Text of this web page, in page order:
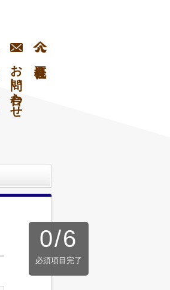
お問い合わせ
0/6
必須項目完了